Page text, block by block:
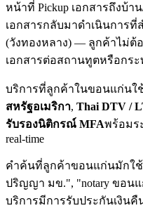
หน้าที่ Pickup เอกสารถึงบ้
เอกสารกลับมาดำเนินการ
(วังทองหลาง) — ลูกค้าไม่ต้อ
เอกสารต่อสถานทูตหรือกระ
บริการที่ลูกค้าในขอนแก่นใ
สหรัฐอเมริกา, Thai DTV /
รับรองนิติกรณ์ MFAพร้อมร
real-time
คำค้นที่ลูกค้าขอนแก่นมักใ
ปริญญา มข.", "notary ขอน
บริการมีการรับประกันเงิน